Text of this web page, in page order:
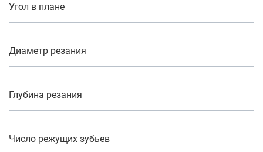
Угол в плане
Диаметр резания
Глубина резания
Число режущих зубьев